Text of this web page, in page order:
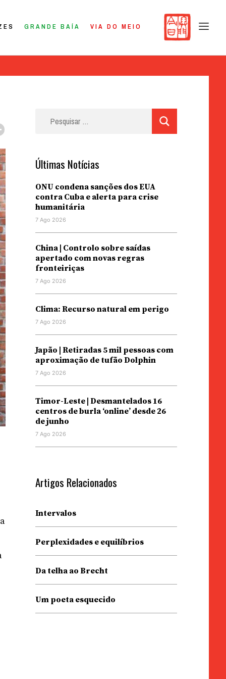
GRANDE BAÍA VIA DO MEIO
Últimas Notícias
ONU condena sanções dos EUA
contra Cuba e alerta para crise
humanitária
7 Ago 2026
China | Controlo sobre saídas
apertado com novas regras
fronteiriças
7 Ago 2026
Clima: Recurso natural em perigo
7 Ago 2026
Japão | Retiradas 5 mil pessoas com
aproximação de tufão Dolphin
7 Ago 2026
Timor-Leste | Desmantelados 16
centros de burla ‘online’ desde 26
de junho
7 Ago 2026
Artigos Relacionados
Intervalos
Perplexidades e equilíbrios
Da telha ao Brecht
Um poeta esquecido